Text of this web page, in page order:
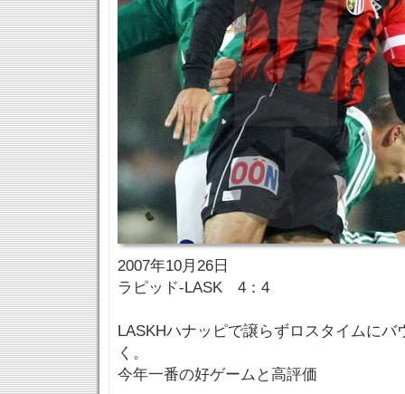
2007年10月26日
ラピッド-LASK 4：4
LASKHハナッピで譲らずロスタイムにバ
く。
今年一番の好ゲームと高評価